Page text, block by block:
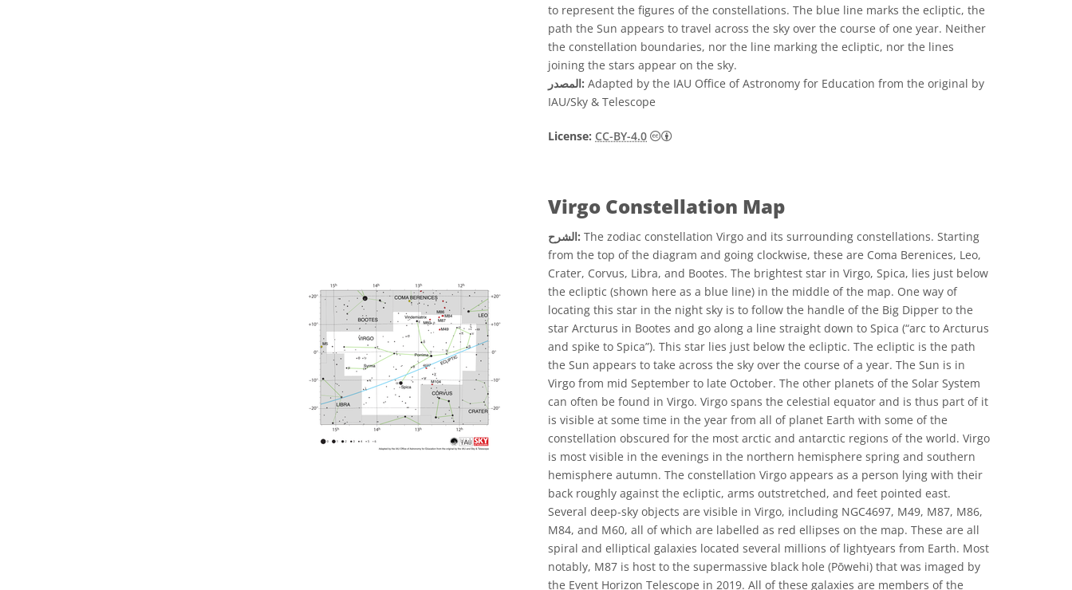
to represent the figures of the constellations. The blue line marks the ecliptic, the
path the Sun appears to travel across the sky over the course of one year. Neither
the constellation boundaries, nor the line marking the ecliptic, nor the lines
joining the stars appear on the sky.
المصدر: Adapted by the IAU Office of Astronomy for Education from the original by
IAU/Sky & Telescope
License: CC-BY-4.0
Virgo Constellation Map
الشرح: The zodiac constellation Virgo and its surrounding constellations. Starting
from the top of the diagram and going clockwise, these are Coma Berenices, Leo,
Crater, Corvus, Libra, and Bootes. The brightest star in Virgo, Spica, lies just below
the ecliptic (shown here as a blue line) in the middle of the map. One way of
locating this star in the night sky is to follow the handle of the Big Dipper to the
star Arcturus in Bootes and go along a line straight down to Spica (“arc to Arcturus
and spike to Spica”). This star lies just below the ecliptic. The ecliptic is the path
the Sun appears to take across the sky over the course of a year. The Sun is in
Virgo from mid September to late October. The other planets of the Solar System
can often be found in Virgo. Virgo spans the celestial equator and is thus part of it
is visible at some time in the year from all of planet Earth with some of the
constellation obscured for the most arctic and antarctic regions of the world. Virgo
is most visible in the evenings in the northern hemisphere spring and southern
hemisphere autumn. The constellation Virgo appears as a person lying with their
back roughly against the ecliptic, arms outstretched, and feet pointed east.
Several deep-sky objects are visible in Virgo, including NGC4697, M49, M87, M86,
M84, and M60, all of which are labelled as red ellipses on the map. These are all
spiral and elliptical galaxies located several millions of lightyears from Earth. Most
notably, M87 is host to the supermassive black hole (Pōwehi) that was imaged by
the Event Horizon Telescope in 2019. All of these galaxies are members of the